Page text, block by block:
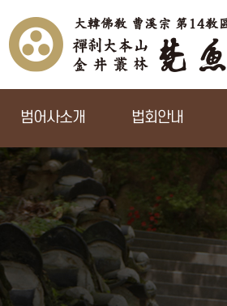
범어사소개 법회안내